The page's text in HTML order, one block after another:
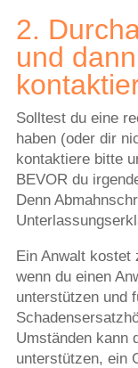
2.
und
Solltest du eine
haben (oder dir
kontaktiere bitte
BEVOR du
Denn
Ein Anwalt kostet
wenn du einen
unterstützen und
Umständen kann
unterstützen, ein